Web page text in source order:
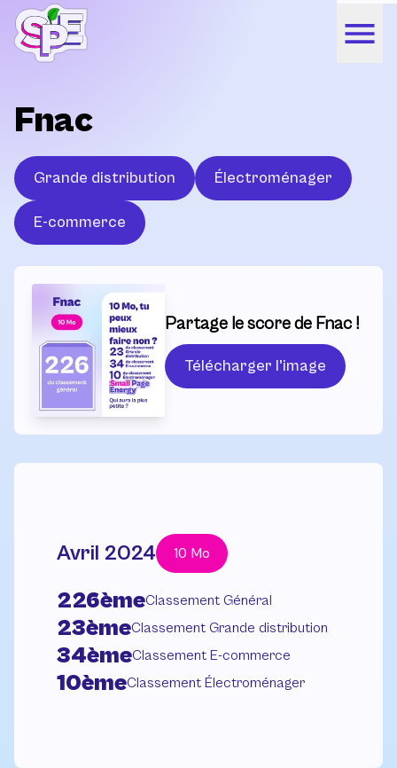
Fnac
Grande distribution Électroménager
E-commerce
Partage le score de Fnac !
Télécharger l'image
Avril 2024 10 Mo
226èmeClassement Général
23èmeClassement Grande distribution
34èmeClassement E-commerce
10èmeClassement Électroménager